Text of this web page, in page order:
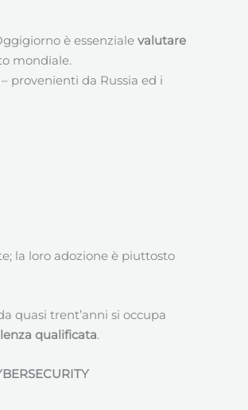
è essenziale valutare
mondiale.
provenienti da Russia ed i
la loro adozione è piuttosto
quasi trent’anni si occupa
qualificata.